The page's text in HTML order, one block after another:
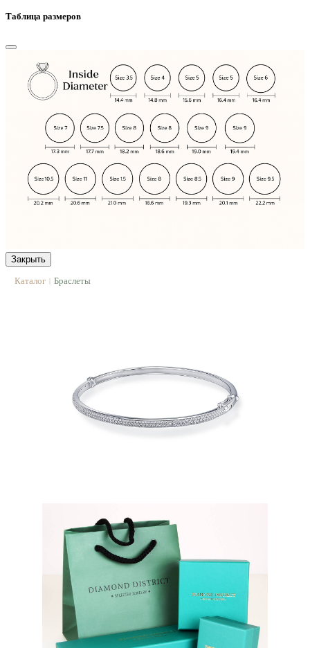
Таблица размеров
Закрыть
Каталог | Браслеты